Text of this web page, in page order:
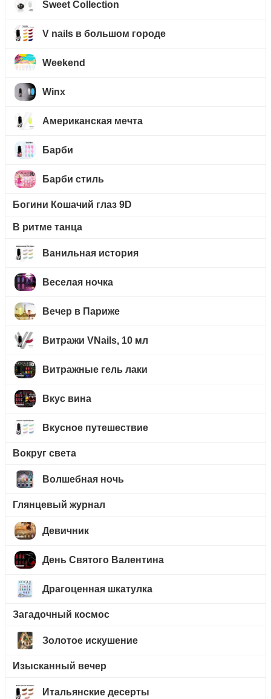
Sweet Collection
V nails в большом городе
Weekend
Winx
Американская мечта
Барби
Барби стиль
Богини Кошачий глаз 9D
В ритме танца
Ванильная история
Веселая ночка
Вечер в Париже
Витражи VNails, 10 мл
Витражные гель лаки
Вкус вина
Вкусное путешествие
Вокруг света
Волшебная ночь
Глянцевый журнал
Девичник
День Святого Валентина
Драгоценная шкатулка
Загадочный космос
Золотое искушение
Изысканный вечер
Итальянские десерты